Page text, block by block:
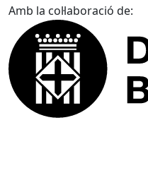
Amb la col·laboració de: